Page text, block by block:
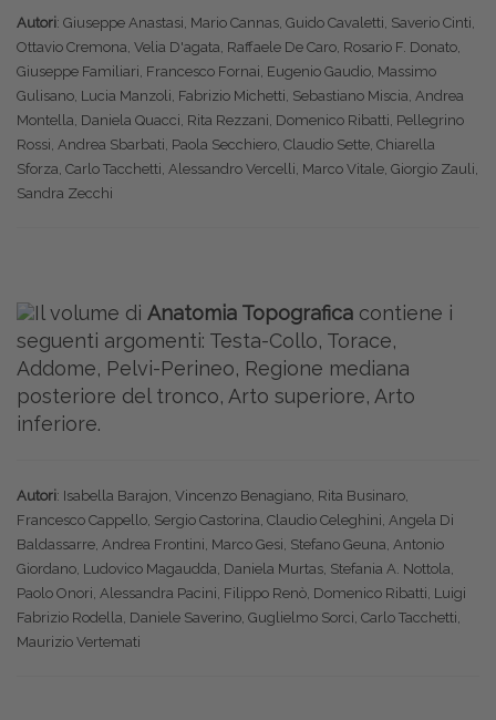
Autori: Giuseppe Anastasi, Mario Cannas, Guido Cavaletti, Saverio Cinti,
Ottavio Cremona, Velia D'agata, Raffaele De Caro, Rosario F. Donato,
Giuseppe Familiari, Francesco Fornai, Eugenio Gaudio, Massimo
Gulisano, Lucia Manzoli, Fabrizio Michetti, Sebastiano Miscia, Andrea
Montella, Daniela Quacci, Rita Rezzani, Domenico Ribatti, Pellegrino
Rossi, Andrea Sbarbati, Paola Secchiero, Claudio Sette, Chiarella
Sforza, Carlo Tacchetti, Alessandro Vercelli, Marco Vitale, Giorgio Zauli,
Sandra Zecchi
Il volume di Anatomia Topografica contiene i
seguenti argomenti: Testa-Collo, Torace,
Addome, Pelvi-Perineo, Regione mediana
posteriore del tronco, Arto superiore, Arto
inferiore.
Autori: Isabella Barajon, Vincenzo Benagiano, Rita Businaro,
Francesco Cappello, Sergio Castorina, Claudio Celeghini, Angela Di
Baldassarre, Andrea Frontini, Marco Gesi, Stefano Geuna, Antonio
Giordano, Ludovico Magaudda, Daniela Murtas, Stefania A. Nottola,
Paolo Onori, Alessandra Pacini, Filippo Renò, Domenico Ribatti, Luigi
Fabrizio Rodella, Daniele Saverino, Guglielmo Sorci, Carlo Tacchetti,
Maurizio Vertemati